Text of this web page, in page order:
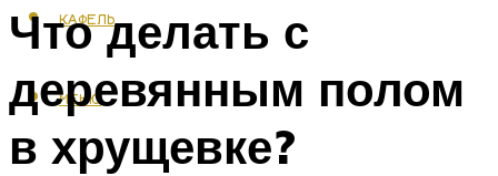
КАФЕЛЬ
МЕНЮ
Что делать с
деревянным полом
в хрущевке?